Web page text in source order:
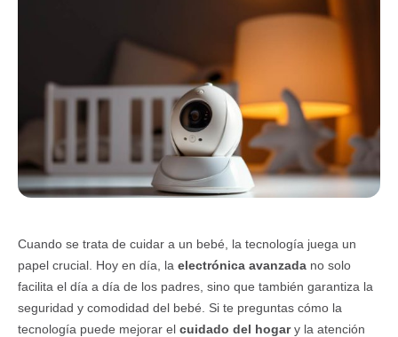
Cuando se trata de cuidar a un bebé, la tecnología juega un
papel crucial. Hoy en día, la electrónica avanzada no solo
facilita el día a día de los padres, sino que también garantiza la
seguridad y comodidad del bebé. Si te preguntas cómo la
tecnología puede mejorar el cuidado del hogary la atención